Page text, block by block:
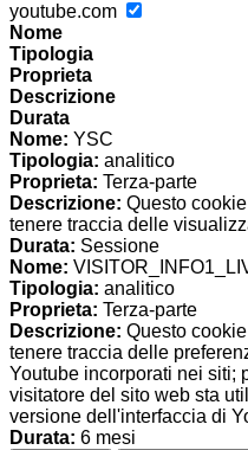
youtube.com
Nome
Tipologia
Proprieta
Descrizione
Durata
Nome: YSC
Tipologia: analitico
Proprieta: Terza-parte
Descrizione: Questo
tenere traccia delle
Durata: Sessione
Nome:
Tipologia: analitico
Proprieta: Terza-parte
Descrizione: Questo
tenere traccia delle
Youtube incorporati nei siti;
visitatore del sito web sta
versione dell'interfaccia di
Durata: 6 mesi